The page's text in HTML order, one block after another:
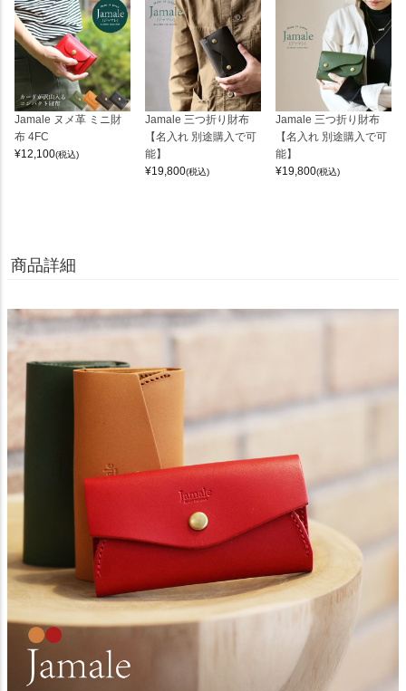
Jamale ヌメ革 ミニ財
布 4FC
¥12,100(税込)
Jamale 三つ折り財布
【名入れ 別途購入で可
能】
¥19,800(税込)
Jamale 三つ折り財布
【名入れ 別途購入で可
能】
¥19,800(税込)
商品詳細